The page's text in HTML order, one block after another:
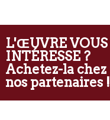
L'ŒUVRE VOUS
INTÉRESSE ?
Achetez-la chez
nos partenaires !